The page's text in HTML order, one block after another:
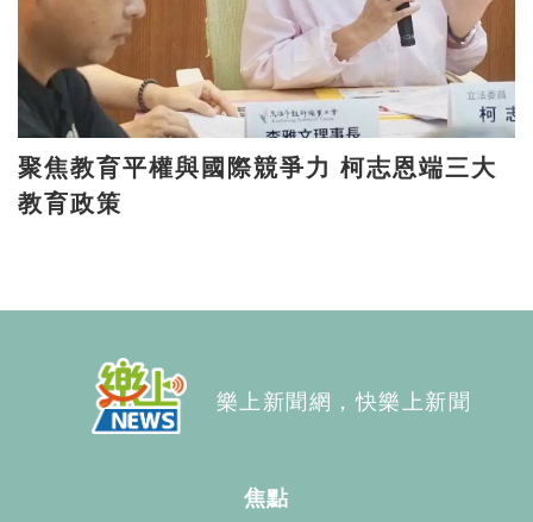
聚焦教育平權與國際競爭力 柯志恩端三大
教育政策
樂上新聞網，快樂上新聞
焦點